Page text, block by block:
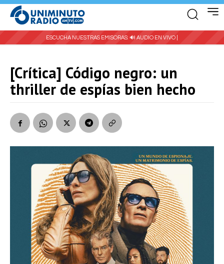
ESCUCHA NUESTRAS EMISORAS: 🔊 AUDIO EN VIVO |
[Crítica] Código negro: un
thriller de espías bien hecho